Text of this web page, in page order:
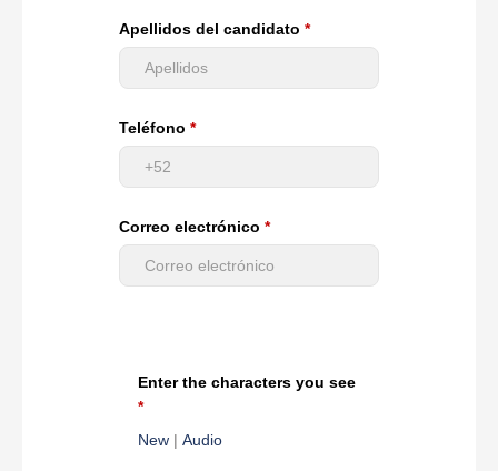
Apellidos del candidato
Teléfono
Correo electrónico
Enter the characters you see
New | Audio